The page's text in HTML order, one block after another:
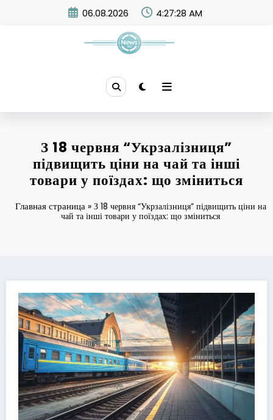
06.08.2026 4:27:29 AM
З 18 червня “Укрзалізниця”
підвищить ціни на чай та інші
товари у поїздах: що зміниться
Главная страница» З 18 червня “Укрзалізниця” підвищить ціни на
чай та інші товари у поїздах: що зміниться